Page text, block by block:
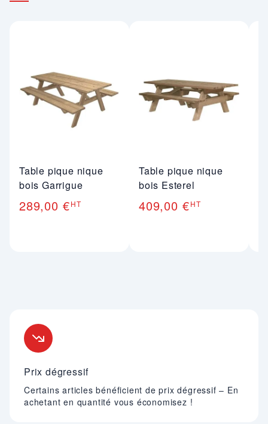
Table pique nique
bois Garrigue
289,00 €HT
Table pique nique
bois Esterel
409,00 €HT
Prix dégressif
Certains articles bénéficient de prix dégressif – En
achetant en quantité vous économisez !